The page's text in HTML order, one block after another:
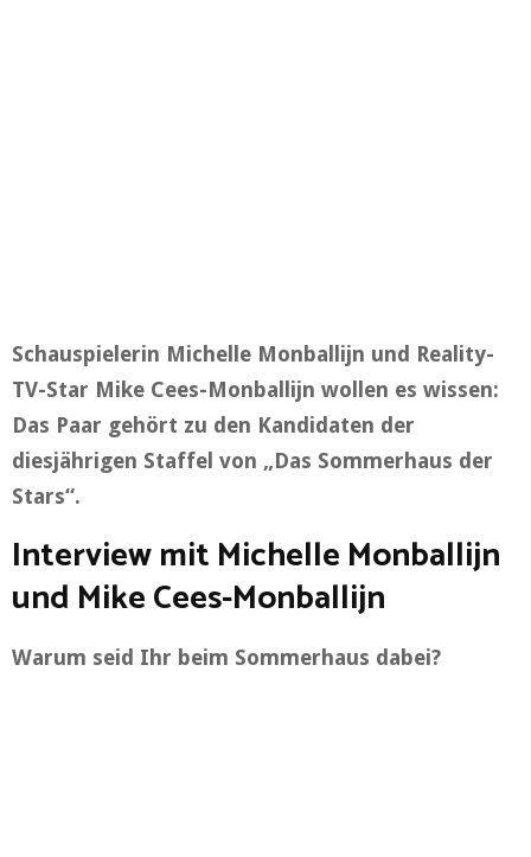
Schauspielerin Michelle Monballijn und Reality-
TV-Star Mike Cees-Monballijn wollen es wissen:
Das Paar gehört zu den Kandidaten der
diesjährigen Staffel von „Das Sommerhaus der
Stars“.
Interview mit Michelle Monballijn
und Mike Cees-Monballijn
Warum seid Ihr beim Sommerhaus dabei?